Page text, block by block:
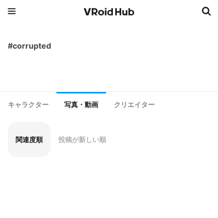
#corrupted
キャラクター 写真・動画 クリエイター
関連度順 投稿が新しい順